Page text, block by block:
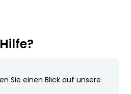
Sie einen Blick auf unsere